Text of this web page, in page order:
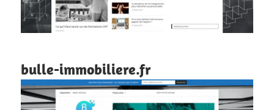
bulle-immobiliere.fr